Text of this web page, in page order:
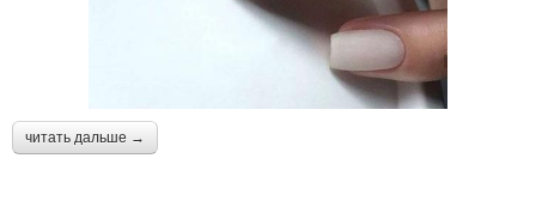
читать дальше →